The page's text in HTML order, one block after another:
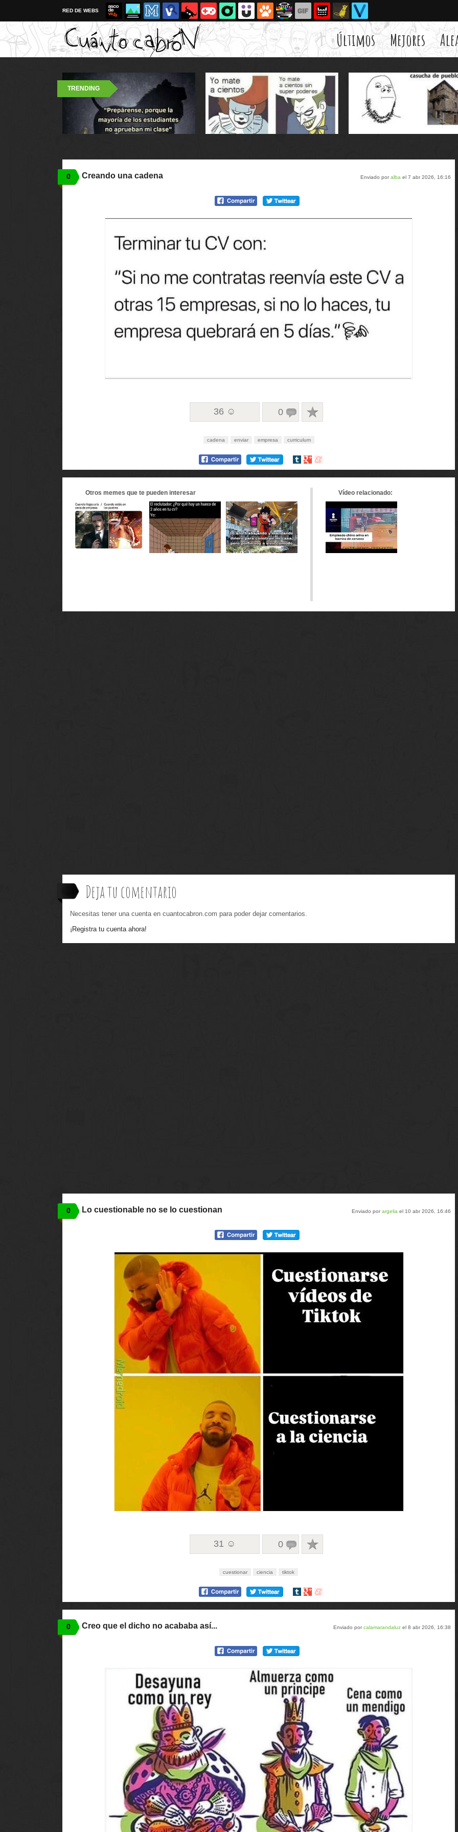
RED DE WEBS
Últimos Mejores
TRENDING
0 Enviado poralba el 7 abr 2026, 16:16
Creando una cadena
36 ☺ 0
cadena enviar empresa curriculum
Compartir
Compartir
Compartir
Otros memes que te pueden interesar Vídeo relacionado:
Deja tu comentario
Necesitas tener una cuenta en cuantocabron.com para poder dejar comentarios.
¡Registra tu cuenta ahora!
0 Enviado porargelia el 10 abr 2026, 16:46
Lo cuestionable no se lo cuestionan
31 ☺ 0
cuestionar ciencia tiktok
Compartir
Compartir
Compartir
0 Enviado porcalamarandaluz el 8 abr 2026, 16:38
Creo que el dicho no acababa así...